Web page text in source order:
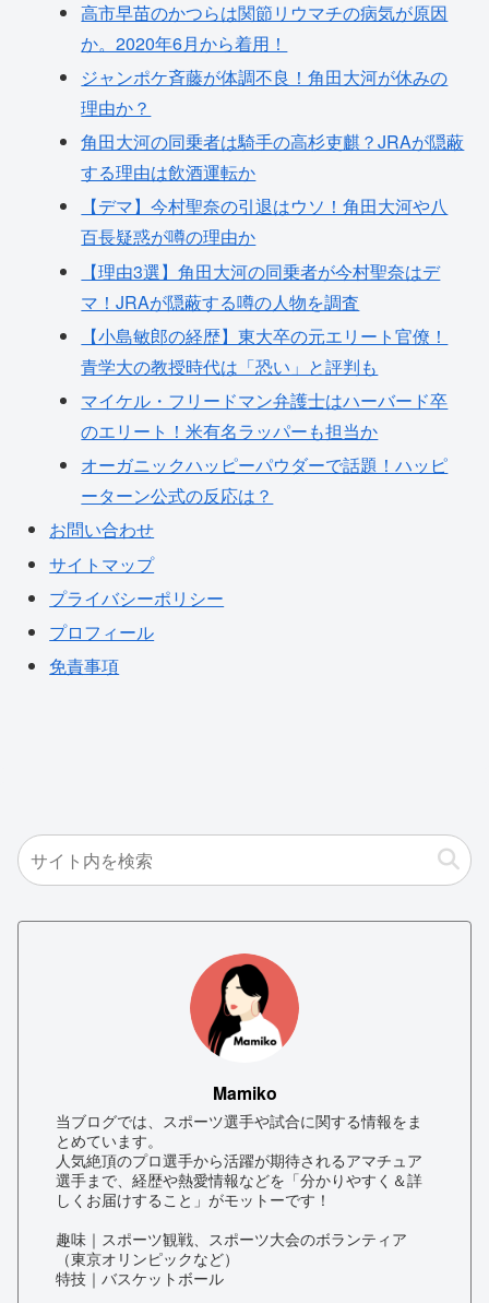
高市早苗のかつらは関節リウマチの病気が原因
か。2020年6月から着用！
ジャンポケ斉藤が体調不良！角田大河が休みの
理由か？
角田大河の同乗者は騎手の高杉吏麒？JRAが隠蔽
する理由は飲酒運転か
【デマ】今村聖奈の引退はウソ！角田大河や八
百長疑惑が噂の理由か
【理由3選】角田大河の同乗者が今村聖奈はデ
マ！JRAが隠蔽する噂の人物を調査
【小島敏郎の経歴】東大卒の元エリート官僚！
青学大の教授時代は「恐い」と評判も
マイケル・フリードマン弁護士はハーバード卒
のエリート！米有名ラッパーも担当か
オーガニックハッピーパウダーで話題！ハッピ
ーターン公式の反応は？
お問い合わせ
サイトマップ
プライバシーポリシー
プロフィール
免責事項
Mamiko
当ブログでは、スポーツ選手や試合に関する情報をま
とめています。
人気絶頂のプロ選手から活躍が期待されるアマチュア
選手まで、経歴や熱愛情報などを「分かりやすく＆詳
しくお届けすること」がモットーです！
趣味｜スポーツ観戦、スポーツ大会のボランティア
（東京オリンピックなど）
特技｜バスケットボール